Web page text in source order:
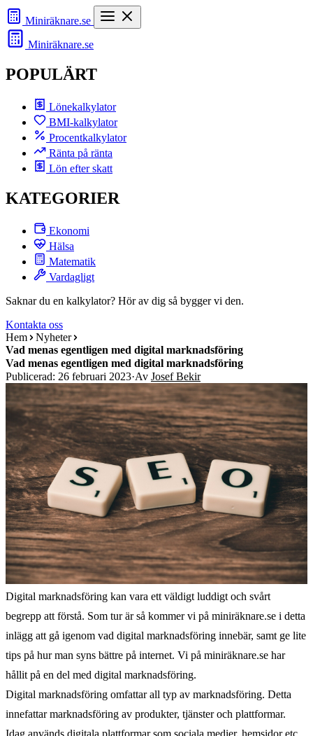
Miniräknare.se
Miniräknare.se
POPULÄRT
Lönekalkylator
BMI-kalkylator
Procentkalkylator
Ränta på ränta
Lön efter skatt
KATEGORIER
Ekonomi
Hälsa
Matematik
Vardagligt
Saknar du en kalkylator? Hör av dig så bygger vi den.
Kontakta oss
Hem
Nyheter
Vad menas egentligen med digital marknadsföring
Vad menas egentligen med digital marknadsföring
Publicerad: 26 februari 2023·Av Josef Bekir
Digital marknadsföring kan vara ett väldigt luddigt och svårt
begrepp att förstå. Som tur är så kommer vi på miniräknare.se i detta
inlägg att gå igenom vad digital marknadsföring innebär, samt ge lite
tips på hur man syns bättre på internet. Vi på miniräknare.se har
hållit på en del med digital marknadsföring.
Digital marknadsföring omfattar all typ av marknadsföring. Detta
innefattar marknadsföring av produkter, tjänster och plattformar.
Idag används digitala plattformar som sociala medier, hemsidor etc